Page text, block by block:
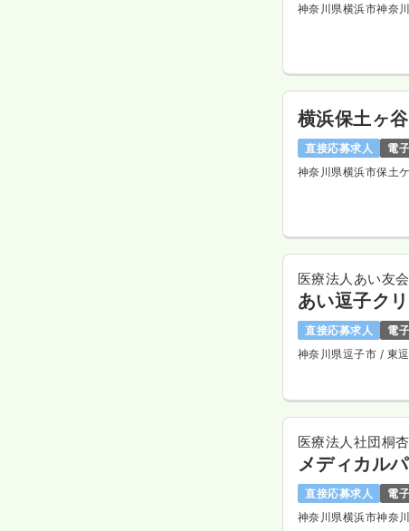
神奈川県横浜市神奈
横浜保土ヶ
直接応募求人
電
神奈川県横浜市保土
医療法人あい友会
あい逗子ク
直接応募求人 電
神奈川県逗子市 / 東
医療法人社団桐
メディカル
直接応募求人
電
神奈川県横浜市神奈